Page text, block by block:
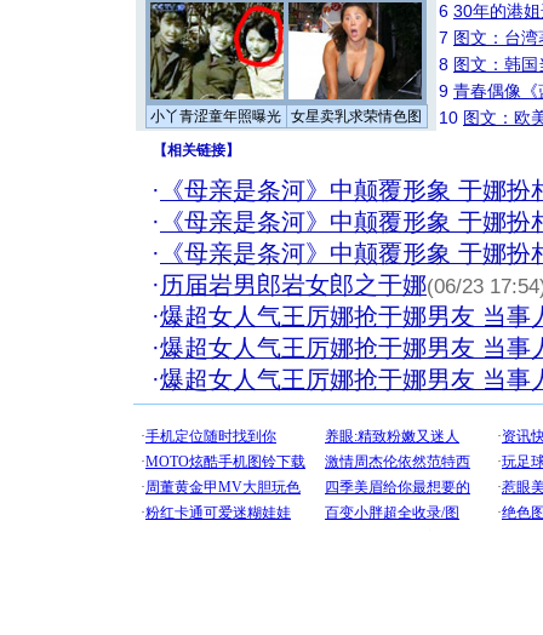
小丫青涩童年照曝光 女星卖乳求荣情色图
6 30年的港
7 图文：台
8 图文：韩
9 青春偶像《
10 图文：欧
【相关链接】
· 《母亲是条河》中颠覆形象 于娜扮
· 《母亲是条河》中颠覆形象 于娜扮
· 《母亲是条河》中颠覆形象 于娜扮
·历届岩男郎岩女郎之于娜(06/23
·爆超女人气王厉娜抢于娜男友 当事
·爆超女人气王厉娜抢于娜男友 当事
·爆超女人气王厉娜抢于娜男友 当事